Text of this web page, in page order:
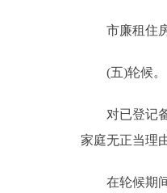
市廉租住房
(五)轮候。
对已登记备
家庭无正当理
在轮候期间